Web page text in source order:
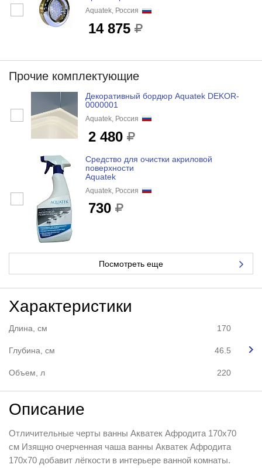
Aquatek, Россия
14 875
Прочие комплектующие
Декоративный бордюр Aquatek DEKOR-
0000001
Aquatek, Россия
2 480
Средство для очистки акриловой
поверхности
Aquatek
Aquatek, Россия
730
Посмотреть еще
Характеристики
Длина, см 170
Глубина, см 46.5
Объем, л 220
Описание
Отличительные черты ванны Акватек Афродита 170x70
см Изящно очерченная чаша ванны Акватек Афродита
170x70 добавит лёгкости в интерьере ванной комнаты.